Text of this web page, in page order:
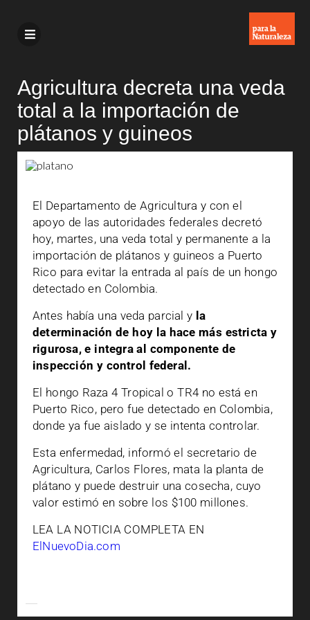
Agricultura decreta una veda
total a la importación de
plátanos y guineos
El Departamento de Agricultura y con el
apoyo de las autoridades federales decretó
hoy, martes, una veda total y permanente a la
importación de plátanos y guineos a Puerto
Rico para evitar la entrada al país de un hongo
detectado en Colombia.
Antes había una veda parcial y la
determinación de hoy la hace más estricta y
rigurosa, e integra al componente de
inspección y control federal.
El hongo Raza 4 Tropical o TR4 no está en
Puerto Rico, pero fue detectado en Colombia,
donde ya fue aislado y se intenta controlar.
Esta enfermedad, informó el secretario de
Agricultura, Carlos Flores, mata la planta de
plátano y puede destruir una cosecha, cuyo
valor estimó en sobre los $100 millones.
LEA LA NOTICIA COMPLETA EN
ElNuevoDia.com